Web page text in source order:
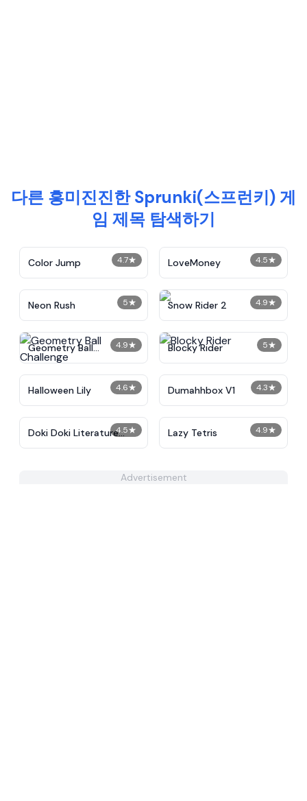
다른 흥미진진한 Sprunki(스프런키) 게
임 제목 탐색하기
4.7★
Color Jump 4.5★
LoveMoney
5★
Neon Rush 4.9★
Snow Rider 2
4.9★
Geometry Ball
Challenge
5★
Blocky Rider
4.6★
Halloween Lily 4.3★
Dumahhbox V1
4.5★
Doki Doki Literature
Club
4.9★
Lazy Tetris
Advertisement